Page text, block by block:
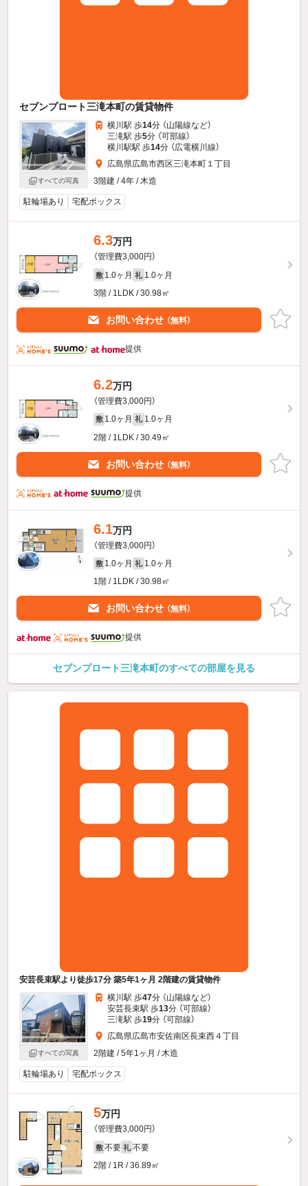
セブンプロート三滝本町の賃貸物件
すべての写真
横川駅 歩14分 （山陽線など）
三滝駅 歩5分 （可部線）
横川駅駅 歩14分 （広電横川線）
広島県広島市西区三滝本町１丁目
3階建 / 4年 / 木造
駐輪場あり 宅配ボックス
6.3万円
（管理費3,000円）
敷 1.0ヶ月 礼 1.0ヶ月
3階 / 1LDK / 30.98㎡
お問い合わせ （無料）
提供
6.2万円
（管理費3,000円）
敷 1.0ヶ月 礼 1.0ヶ月
2階 / 1LDK / 30.49㎡
お問い合わせ （無料）
提供
6.1万円
（管理費3,000円）
敷 1.0ヶ月 礼 1.0ヶ月
1階 / 1LDK / 30.98㎡
お問い合わせ （無料）
提供
セブンプロート三滝本町のすべての部屋を見る
安芸長束駅より徒歩17分 築5年1ヶ月 2階建の賃貸物件
すべての写真
横川駅 歩47分 （山陽線など）
安芸長束駅 歩13分 （可部線）
三滝駅 歩19分 （可部線）
広島県広島市安佐南区長束西４丁目
2階建 / 5年1ヶ月 / 木造
駐輪場あり 宅配ボックス
5万円
（管理費3,000円）
敷 不要 礼 不要
2階 / 1R / 36.89㎡